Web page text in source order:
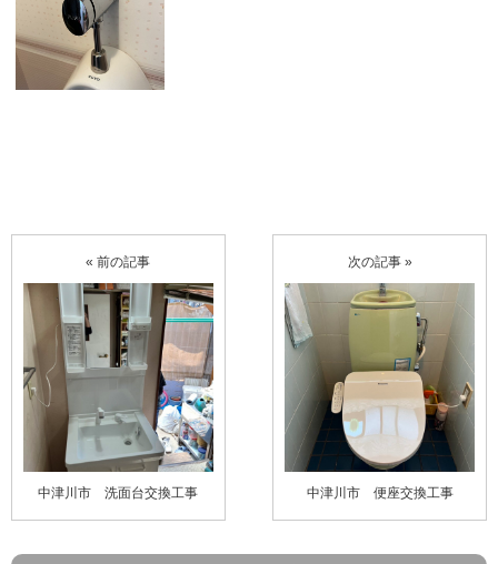
« 前の記事
中津川市 洗面台交換工事
次の記事 »
中津川市 便座交換工事